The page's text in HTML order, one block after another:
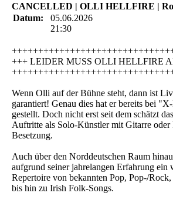
CANCELLED | OLLI HELLFIRE |
Datum:
05.06.2026
21:30
+++ LEIDER MUSS OLLI HELLFIRE
Wenn Olli auf der Bühne steht, dann ist
garantiert! Genau dies hat er bereits bei
gestellt. Doch nicht erst seit dem schätzt
Auftritte als Solo-Künstler mit Gitarre oder
Besetzung.
Auch über den Norddeutschen Raum
aufgrund seiner jahrelangen Erfahrung ein
Repertoire von bekannten Pop, Pop-/
bis hin zu Irish Folk-Songs.